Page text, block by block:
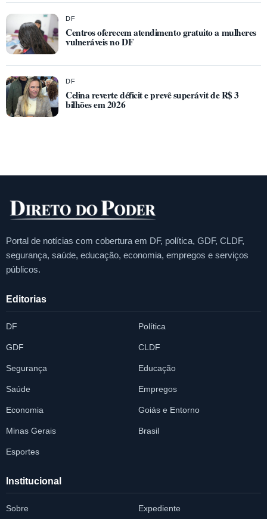
DF
Centros oferecem atendimento gratuito a mulheres
vulneráveis no DF
DF
Celina reverte déficit e prevê superávit de R$ 3
bilhões em 2026
Portal de notícias com cobertura em DF, política, GDF, CLDF,
segurança, saúde, educação, economia, empregos e serviços
públicos.
Editorias
DF Política
GDF CLDF
Segurança Educação
Saúde Empregos
Economia Goiás e Entorno
Minas Gerais Brasil
Esportes
Institucional
Sobre Expediente